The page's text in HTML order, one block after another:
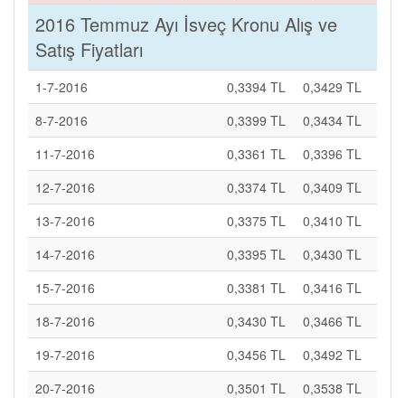
2016 Temmuz Ayı İsveç Kronu Alış ve
Satış Fiyatları
1-7-2016 0,3394 TL
0,3429 TL
8-7-2016
0,3399 TL
0,3434 TL
11-7-2016
0,3361 TL
0,3396 TL
12-7-2016
0,3374 TL
0,3409 TL
13-7-2016
0,3375 TL
0,3410 TL
14-7-2016
0,3395 TL
0,3430 TL
15-7-2016
0,3381 TL
0,3416 TL
18-7-2016
0,3430 TL
0,3466 TL
19-7-2016
0,3456 TL
0,3492 TL
20-7-2016
0,3501 TL
0,3538 TL